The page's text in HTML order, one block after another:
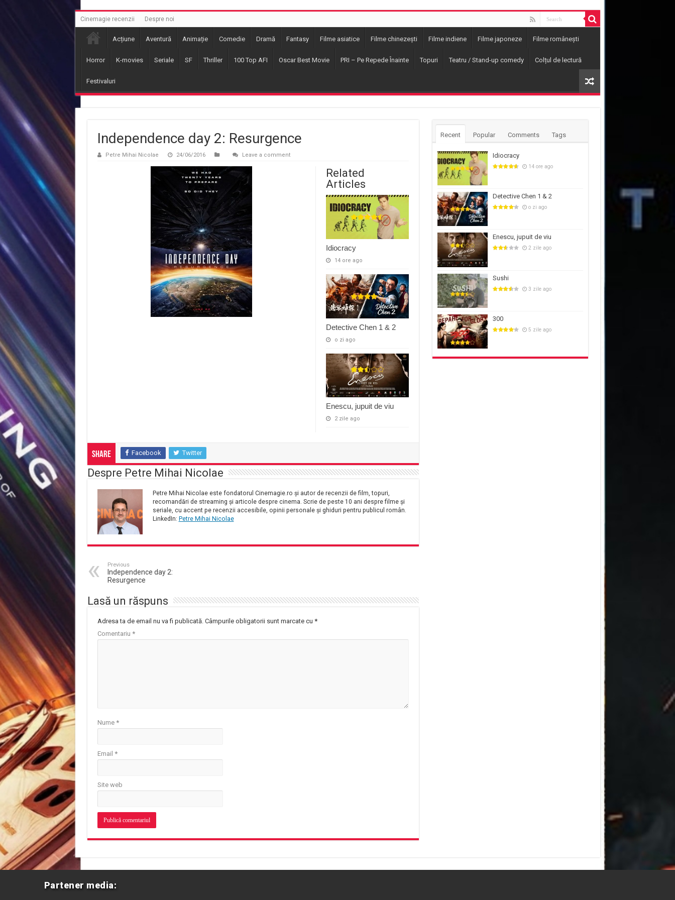
Cinemagie recenzii Despre noi
Acțiune Aventură Animație Comedie Dramă Fantasy Filme asiatice Filme chinezești Filme indiene Filme japoneze Filme românești
Horror K-movies Seriale SF Thriller 100 Top AFI Oscar Best Movie PRI – Pe Repede Înainte Topuri Teatru / Stand-up comedy Colțul de lectură
Festivaluri
Independence day 2: Resurgence
Petre Mihai Nicolae 24/06/2016 Leave a comment
Related
Articles
Idiocracy
14 ore ago
Detective Chen 1 & 2
o zi ago
Enescu, jupuit de viu
2 zile ago
Share Facebook Twitter
Despre Petre Mihai Nicolae
Petre Mihai Nicolae este fondatorul Cinemagie.ro și autor de recenzii de film, topuri,
recomandări de streaming și articole despre cinema. Scrie de peste 10 ani despre filme și
seriale, cu accent pe recenzii accesibile, opinii personale și ghiduri pentru publicul român.
LinkedIn: Petre Mihai Nicolae
Previous
Independence day 2:
Resurgence
Lasă un răspuns
Adresa ta de email nu va fi publicată. Câmpurile obligatorii sunt marcate cu *
Comentariu *
Nume *
Email *
Site web
Recent Popular Comments Tags
Idiocracy
14 ore ago
Detective Chen 1 & 2
o zi ago
Enescu, jupuit de viu
2 zile ago
Sushi
3 zile ago
300
5 zile ago
Partener media: